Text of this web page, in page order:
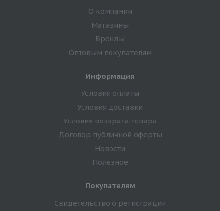
О компании
Магазины
Бренды
Оптовым покупателям
Информация
Условия оплаты
Условия доставки
Условия возврата товара
Договор публичной оферты
Новости
Полезное
Покупателям
Свидетельство о регистрации